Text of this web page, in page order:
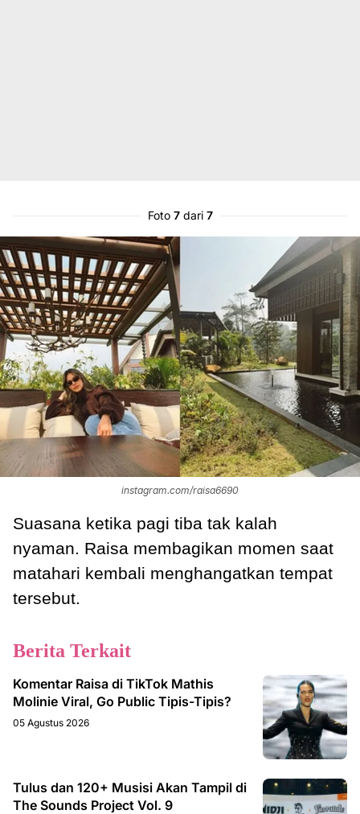
Foto 7dari 7
instagram.com/raisa6690
Suasana ketika pagi tiba tak kalah
nyaman. Raisa membagikan momen saat
matahari kembali menghangatkan tempat
tersebut.
Berita Terkait
Komentar Raisa di TikTok Mathis
Molinie Viral, Go Public Tipis-Tipis?
05 Agustus 2026
Tulus dan 120+ Musisi Akan Tampil di
The Sounds Project Vol. 9